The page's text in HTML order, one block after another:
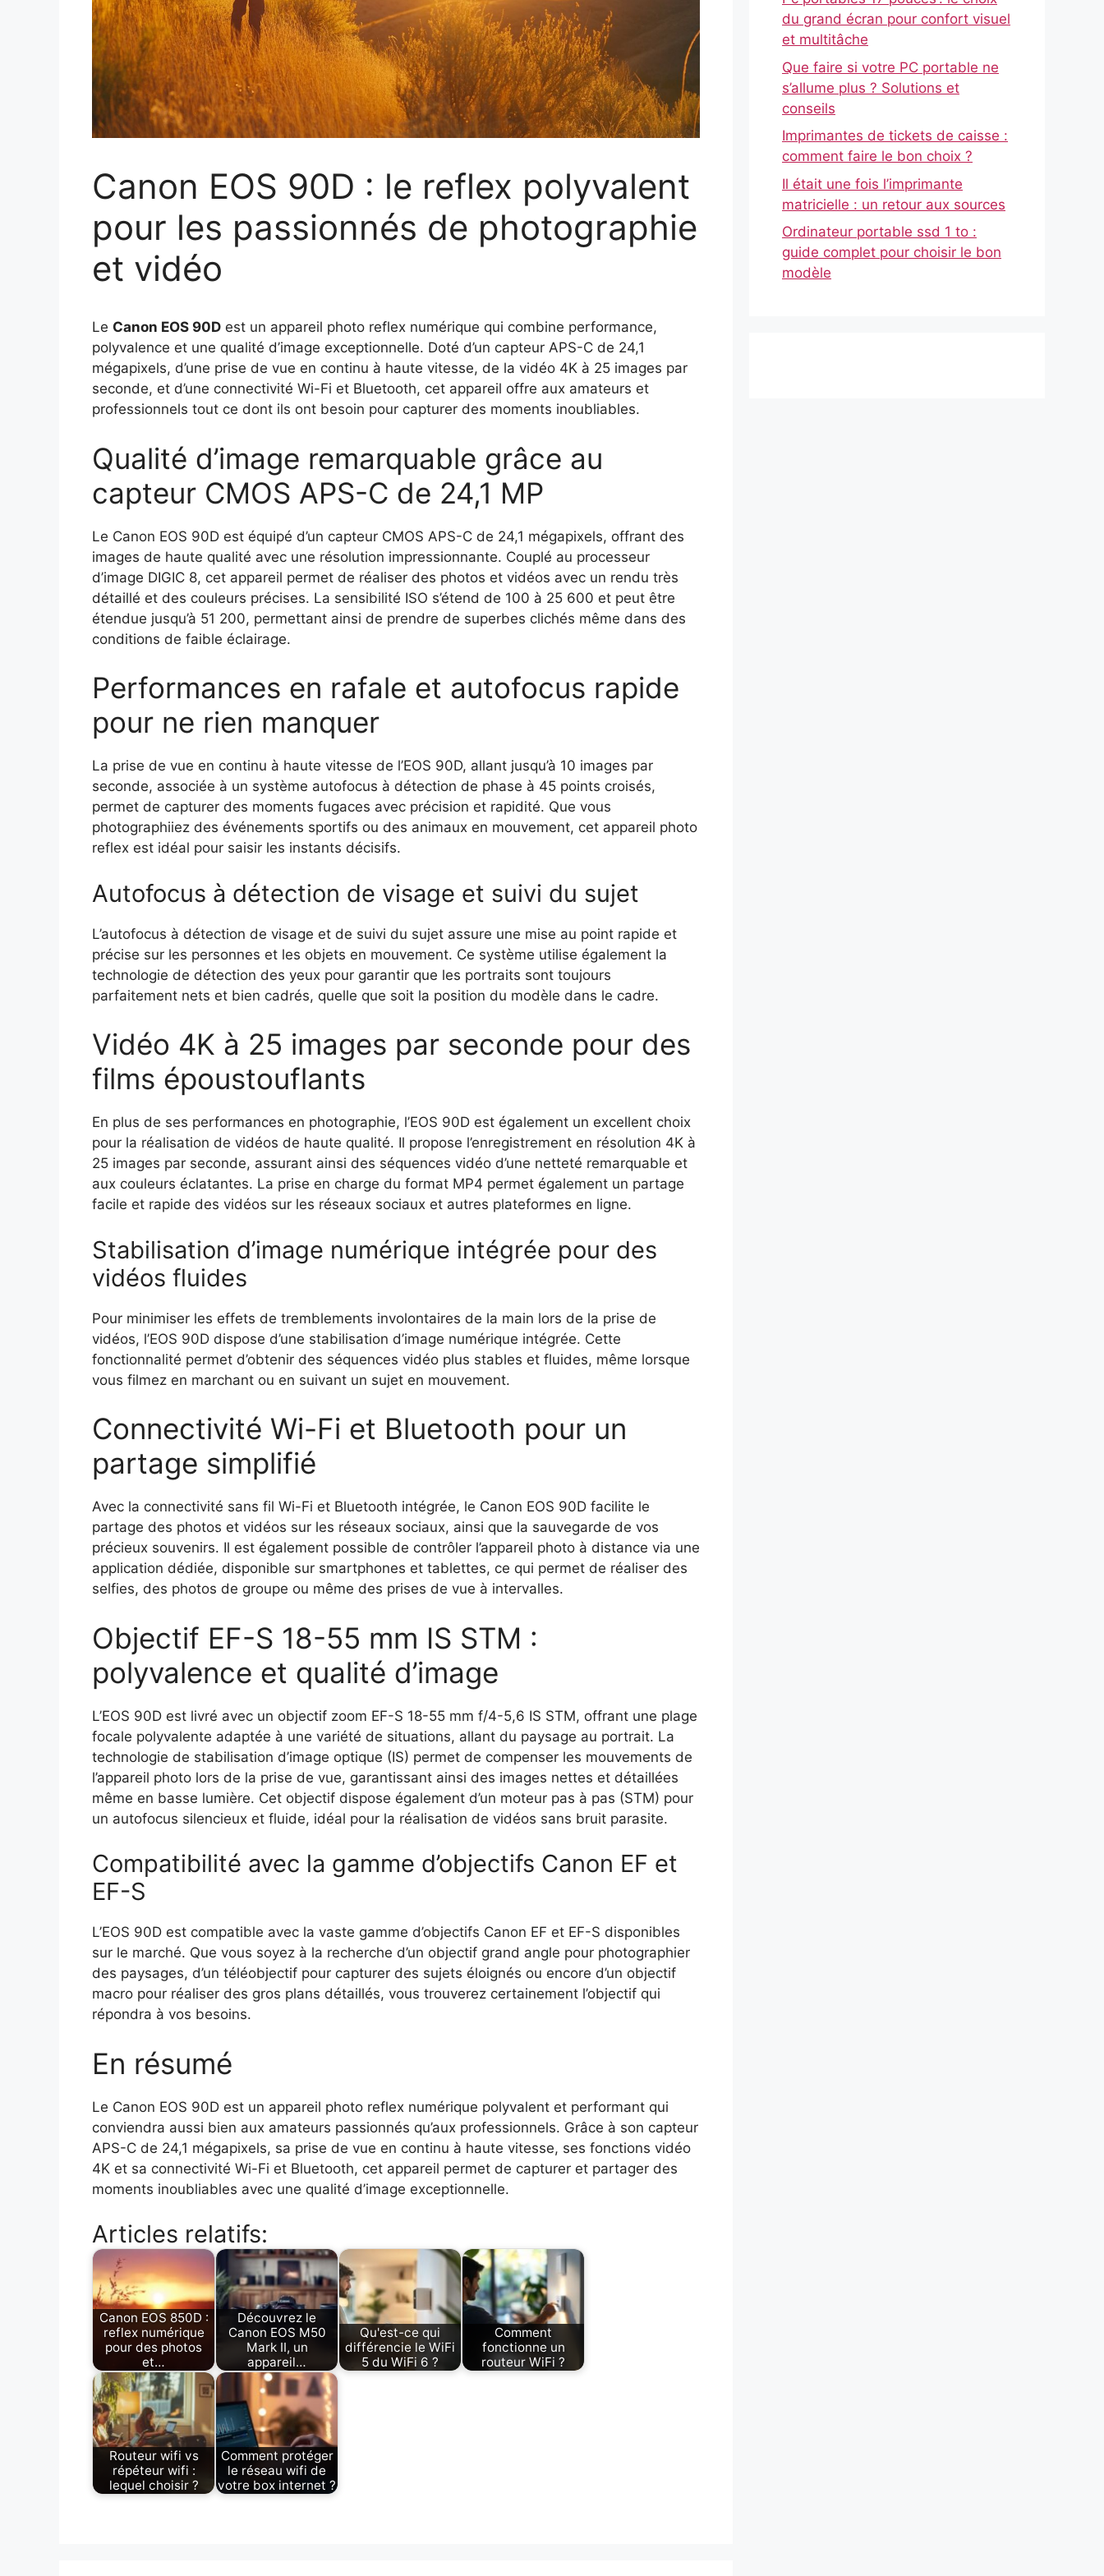
Canon EOS 90D : le reflex polyvalent
pour les passionnés de photographie
et vidéo
Le Canon EOS 90D est un appareil photo reflex numérique qui combine performance,
polyvalence et une qualité d’image exceptionnelle. Doté d’un capteur APS-C de 24,1
mégapixels, d’une prise de vue en continu à haute vitesse, de la vidéo 4K à 25 images par
seconde, et d’une connectivité Wi-Fi et Bluetooth, cet appareil offre aux amateurs et
professionnels tout ce dont ils ont besoin pour capturer des moments inoubliables.
Qualité d’image remarquable grâce au
capteur CMOS APS-C de 24,1 MP
Le Canon EOS 90D est équipé d’un capteur CMOS APS-C de 24,1 mégapixels, offrant des
images de haute qualité avec une résolution impressionnante. Couplé au processeur
d’image DIGIC 8, cet appareil permet de réaliser des photos et vidéos avec un rendu très
détaillé et des couleurs précises. La sensibilité ISO s’étend de 100 à 25 600 et peut être
étendue jusqu’à 51 200, permettant ainsi de prendre de superbes clichés même dans des
conditions de faible éclairage.
Performances en rafale et autofocus rapide
pour ne rien manquer
La prise de vue en continu à haute vitesse de l’EOS 90D, allant jusqu’à 10 images par
seconde, associée à un système autofocus à détection de phase à 45 points croisés,
permet de capturer des moments fugaces avec précision et rapidité. Que vous
photographiiez des événements sportifs ou des animaux en mouvement, cet appareil photo
reflex est idéal pour saisir les instants décisifs.
Autofocus à détection de visage et suivi du sujet
L’autofocus à détection de visage et de suivi du sujet assure une mise au point rapide et
précise sur les personnes et les objets en mouvement. Ce système utilise également la
technologie de détection des yeux pour garantir que les portraits sont toujours
parfaitement nets et bien cadrés, quelle que soit la position du modèle dans le cadre.
Vidéo 4K à 25 images par seconde pour des
films époustouflants
En plus de ses performances en photographie, l’EOS 90D est également un excellent choix
pour la réalisation de vidéos de haute qualité. Il propose l’enregistrement en résolution 4K à
25 images par seconde, assurant ainsi des séquences vidéo d’une netteté remarquable et
aux couleurs éclatantes. La prise en charge du format MP4 permet également un partage
facile et rapide des vidéos sur les réseaux sociaux et autres plateformes en ligne.
Stabilisation d’image numérique intégrée pour des
vidéos fluides
Pour minimiser les effets de tremblements involontaires de la main lors de la prise de
vidéos, l’EOS 90D dispose d’une stabilisation d’image numérique intégrée. Cette
fonctionnalité permet d’obtenir des séquences vidéo plus stables et fluides, même lorsque
vous filmez en marchant ou en suivant un sujet en mouvement.
Connectivité Wi-Fi et Bluetooth pour un
partage simplifié
Avec la connectivité sans fil Wi-Fi et Bluetooth intégrée, le Canon EOS 90D facilite le
partage des photos et vidéos sur les réseaux sociaux, ainsi que la sauvegarde de vos
précieux souvenirs. Il est également possible de contrôler l’appareil photo à distance via une
application dédiée, disponible sur smartphones et tablettes, ce qui permet de réaliser des
selfies, des photos de groupe ou même des prises de vue à intervalles.
Objectif EF-S 18-55 mm IS STM :
polyvalence et qualité d’image
L’EOS 90D est livré avec un objectif zoom EF-S 18-55 mm f/4-5,6 IS STM, offrant une plage
focale polyvalente adaptée à une variété de situations, allant du paysage au portrait. La
technologie de stabilisation d’image optique (IS) permet de compenser les mouvements de
l’appareil photo lors de la prise de vue, garantissant ainsi des images nettes et détaillées
même en basse lumière. Cet objectif dispose également d’un moteur pas à pas (STM) pour
un autofocus silencieux et fluide, idéal pour la réalisation de vidéos sans bruit parasite.
Compatibilité avec la gamme d’objectifs Canon EF et
EF-S
L’EOS 90D est compatible avec la vaste gamme d’objectifs Canon EF et EF-S disponibles
sur le marché. Que vous soyez à la recherche d’un objectif grand angle pour photographier
des paysages, d’un téléobjectif pour capturer des sujets éloignés ou encore d’un objectif
macro pour réaliser des gros plans détaillés, vous trouverez certainement l’objectif qui
répondra à vos besoins.
En résumé
Le Canon EOS 90D est un appareil photo reflex numérique polyvalent et performant qui
conviendra aussi bien aux amateurs passionnés qu’aux professionnels. Grâce à son capteur
APS-C de 24,1 mégapixels, sa prise de vue en continu à haute vitesse, ses fonctions vidéo
4K et sa connectivité Wi-Fi et Bluetooth, cet appareil permet de capturer et partager des
moments inoubliables avec une qualité d’image exceptionnelle.
Articles relatifs:
Canon EOS 850D :
reflex numérique
pour des photos
et…
Découvrez le
Canon EOS M50
Mark II, un
appareil…
Qu'est-ce qui
différencie le WiFi
5 du WiFi 6 ?
Comment
fonctionne un
routeur WiFi ?
Routeur wifi vs
répéteur wifi :
lequel choisir ?
Comment protéger
le réseau wifi de
votre box internet ?
du grand écran pour confort visuel
et multitâche
Que faire si votre PC portable ne
s’allume plus ? Solutions et
conseils
Imprimantes de tickets de caisse :
comment faire le bon choix ?
Il était une fois l’imprimante
matricielle : un retour aux sources
Ordinateur portable ssd 1 to :
guide complet pour choisir le bon
modèle